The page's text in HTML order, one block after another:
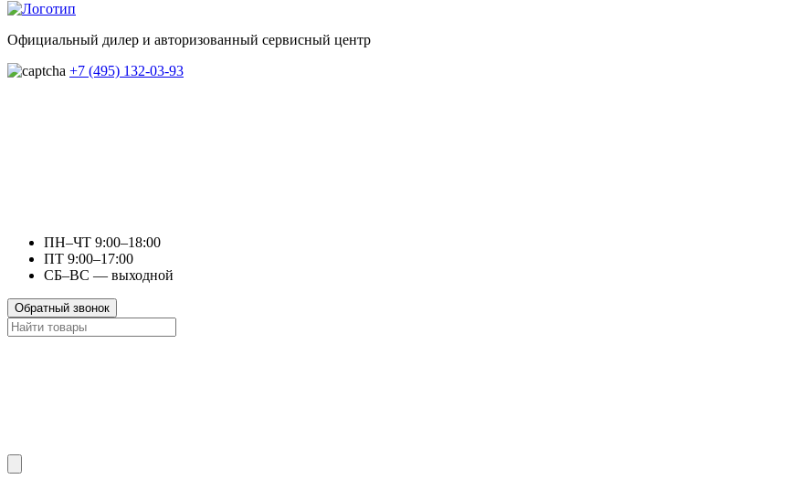
Официальный дилер и авторизованный сервисный центр
+7 (495) 132-03-93
ПН–ЧТ 9:00–18:00
ПТ 9:00–17:00
СБ–ВС — выходной
Обратный звонок